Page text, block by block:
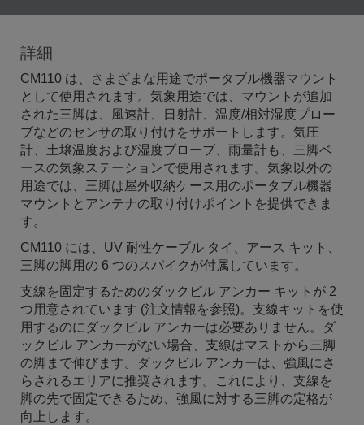
詳細
CM110 は、さまざまな用途でポータブル機器マウント
として使用されます。気象用途では、マウントが追加
された三脚は、風速計、日射計、温度/相対湿度プロー
ブなどのセンサの取り付けをサポートします。気圧
計、土壌温度および湿度プローブ、雨量計も、三脚ベ
ースの気象ステーションで使用されます。気象以外の
用途では、三脚は屋外収納ケース用のポータブル機器
マウントとアンテナの取り付けポイントを提供できま
す。
CM110 には、UV 耐性ケーブル タイ、アース キット、
三脚の脚用の 6 つのスパイクが付属しています。
支線を固定するためのダックビル アンカー キットが 2
つ用意されています (注文情報を参照)。支線キットを使
用するのにダックビル アンカーは必要ありません。ダ
ックビル アンカーがない場合、支線はマストから三脚
の脚まで伸びます。ダックビル アンカーは、強風にさ
らされるエリアに推奨されます。これにより、支線を
脚の先で固定できるため、強風に対する三脚の定格が
向上します。